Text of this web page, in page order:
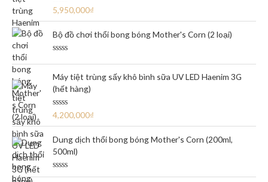
R
t
e
d
0
u
o
f
5
5,950,000₫
Bộ đồ chơi thổi bong bóng Mother's Corn (2 loại)
a
t
e
d
0
o
u
o
f
5
Máy tiệt trùng sấy khô bình sữa UV LED Haenim 3G
(hết hàng)
R
e
d
0
u
t
4,200,000₫
Dung dịch thổi bong bóng Mother's Corn (200ml,
500ml)
R